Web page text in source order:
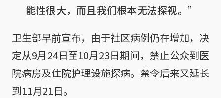
能性很大，而且我们根本无法探视。”
卫生部早前宣布，由于社区病例仍在增加，决
定从9月24日至10月23日期间，禁止公众到医
院病房及住院护理设施探病。禁令后来又延长
到11月21日。